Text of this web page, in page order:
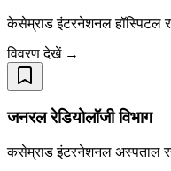
केसेम्राड इंटरनेशनल हॉस्पिटल
विवरण देखें →
जनरल रेडियोलॉजी विभाग
कसेम्राड इंटरनेशनल अस्पताल